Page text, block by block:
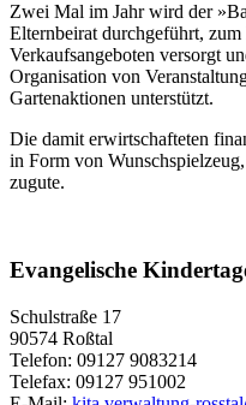
Zwei Mal im Jahr wird der
Elternbeirat durchgeführt,
Verkaufsangeboten versorgt
Organisation von
Gartenaktionen unterstützt.
Die damit erwirtschafteten
in Form von
zugute.
Evangelische
Schulstraße 17
90574 Roßtal
Telefon: 09127 9083214
Telefax: 09127 951002